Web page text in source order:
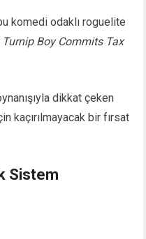
komedi odaklı roguelite
Turnip Boy Commits Tax
dikkat çeken
kaçırılmayacak bir fırsat
Sistem